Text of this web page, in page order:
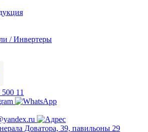
/ Инвертеры
11
Доватора, 39, павильоны 29